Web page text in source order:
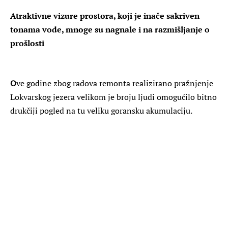
Atraktivne vizure prostora, koji je inače sakriven
tonama vode, mnoge su nagnale i na razmišljanje o
prošlosti
Ove godine zbog radova remonta realizirano pražnjenje
Lokvarskog jezera velikom je broju ljudi omogućilo bitno
drukčiji pogled na tu veliku goransku akumulaciju.